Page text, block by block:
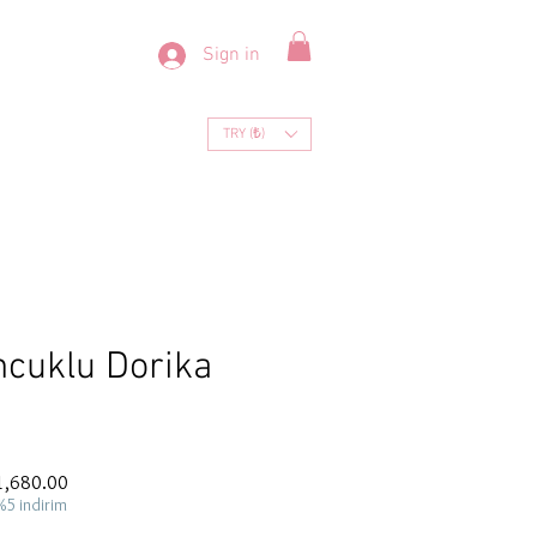
Sign in
TRY (₺)
Dorika
indirim